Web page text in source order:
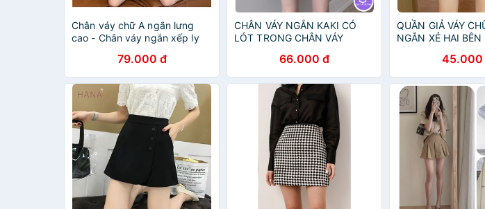
Chân váy chữ A ngắn lưng
cao - Chân váy ngắn xếp ly
79.000 đ
CHÂN VÁY NGẮN KAKI CÓ
LÓT TRONG CHÂN VÁY
GIÃN SIÊU HOT
66.000 đ
QUẦN GIẢ VÁY
NGẮN XẺ HAI BÊN
45.000